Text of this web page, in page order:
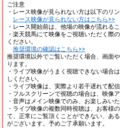
ご注意
・レース映像が見られない方は以下のリ
レース映像が見られない方はこちら>>
・レース開始前は、他場の映像が流れる
・楽天競馬にて映像をご視聴いただく際
ください。
推奨環境の確認はこちら>>
推奨環境以外でご覧いただく場合、画面
ります。
・ライブ映像がうまく視聴できない場合
しください。
・ライブ映像は、実際より若干遅れて配信
・フルスクリーンで視聴の場合は、映像
・音声はメイン映像でのみ、お楽しみいた
・ライブ映像の複数同時視聴は、お客様
て、正常にご覧頂くことができない、あ
がございます。予めご了承願います。